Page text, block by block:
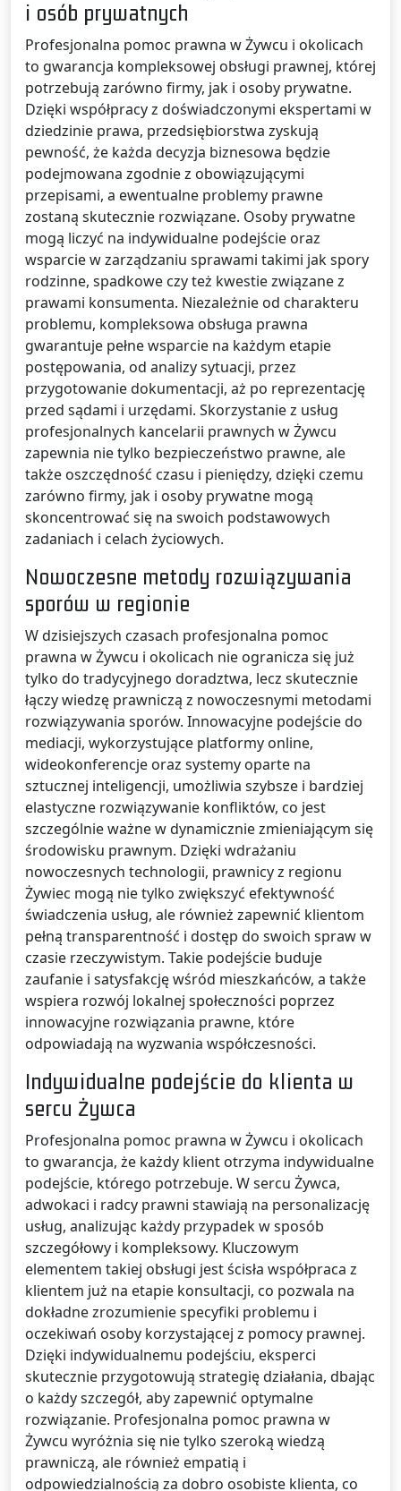
i osób prywatnych
Profesjonalna pomoc prawna w Żywcu i okolicach
to gwarancja kompleksowej obsługi prawnej, której
potrzebują zarówno firmy, jak i osoby prywatne.
Dzięki współpracy z doświadczonymi ekspertami w
dziedzinie prawa, przedsiębiorstwa zyskują
pewność, że każda decyzja biznesowa będzie
podejmowana zgodnie z obowiązującymi
przepisami, a ewentualne problemy prawne
zostaną skutecznie rozwiązane. Osoby prywatne
mogą liczyć na indywidualne podejście oraz
wsparcie w zarządzaniu sprawami takimi jak spory
rodzinne, spadkowe czy też kwestie związane z
prawami konsumenta. Niezależnie od charakteru
problemu, kompleksowa obsługa prawna
gwarantuje pełne wsparcie na każdym etapie
postępowania, od analizy sytuacji, przez
przygotowanie dokumentacji, aż po reprezentację
przed sądami i urzędami. Skorzystanie z usług
profesjonalnych kancelarii prawnych w Żywcu
zapewnia nie tylko bezpieczeństwo prawne, ale
także oszczędność czasu i pieniędzy, dzięki czemu
zarówno firmy, jak i osoby prywatne mogą
skoncentrować się na swoich podstawowych
zadaniach i celach życiowych.
Nowoczesne metody rozwiązywania
sporów w regionie
W dzisiejszych czasach profesjonalna pomoc
prawna w Żywcu i okolicach nie ogranicza się już
tylko do tradycyjnego doradztwa, lecz skutecznie
łączy wiedzę prawniczą z nowoczesnymi metodami
rozwiązywania sporów. Innowacyjne podejście do
mediacji, wykorzystujące platformy online,
wideokonferencje oraz systemy oparte na
sztucznej inteligencji, umożliwia szybsze i bardziej
elastyczne rozwiązywanie konfliktów, co jest
szczególnie ważne w dynamicznie zmieniającym się
środowisku prawnym. Dzięki wdrażaniu
nowoczesnych technologii, prawnicy z regionu
Żywiec mogą nie tylko zwiększyć efektywność
świadczenia usług, ale również zapewnić klientom
pełną transparentność i dostęp do swoich spraw w
czasie rzeczywistym. Takie podejście buduje
zaufanie i satysfakcję wśród mieszkańców, a także
wspiera rozwój lokalnej społeczności poprzez
innowacyjne rozwiązania prawne, które
odpowiadają na wyzwania współczesności.
Indywidualne podejście do klienta w
sercu Żywca
Profesjonalna pomoc prawna w Żywcu i okolicach
to gwarancja, że każdy klient otrzyma indywidualne
podejście, którego potrzebuje. W sercu Żywca,
adwokaci i radcy prawni stawiają na personalizację
usług, analizując każdy przypadek w sposób
szczegółowy i kompleksowy. Kluczowym
elementem takiej obsługi jest ścisła współpraca z
klientem już na etapie konsultacji, co pozwala na
dokładne zrozumienie specyfiki problemu i
oczekiwań osoby korzystającej z pomocy prawnej.
Dzięki indywidualnemu podejściu, eksperci
skutecznie przygotowują strategię działania, dbając
o każdy szczegół, aby zapewnić optymalne
rozwiązanie. Profesjonalna pomoc prawna w
Żywcu wyróżnia się nie tylko szeroką wiedzą
prawniczą, ale również empatią i
odpowiedzialnością za dobro osobiste klienta, co